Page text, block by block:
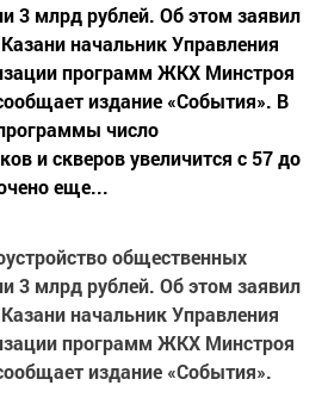
3 млрд рублей. Об этом заявил
начальник Управления
программ ЖКХ Минстроя
издание «События». В
число
и скверов увеличится с 57 до
еще...
общественных
3 млрд рублей. Об этом заявил
начальник Управления
программ ЖКХ Минстроя
издание «События».